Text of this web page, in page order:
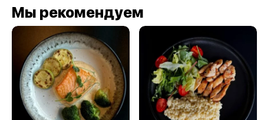
Мы рекомендуем